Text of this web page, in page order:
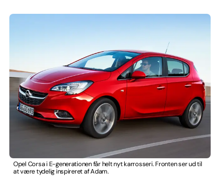
Opel Corsa i E-generationen får helt nyt karrosseri. Fronten ser ud til
at være tydelig inspireret af Adam.